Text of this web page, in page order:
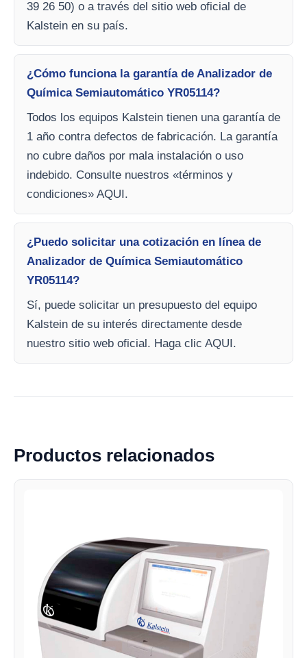
39 26 50) o a través del sitio web oficial de
Kalstein en su país.
¿Cómo funciona la garantía de Analizador de
Química Semiautomático YR05114?
Todos los equipos Kalstein tienen una garantía de
1 año contra defectos de fabricación. La garantía
no cubre daños por mala instalación o uso
indebido. Consulte nuestros «términos y
condiciones» AQUI.
¿Puedo solicitar una cotización en línea de
Analizador de Química Semiautomático
YR05114?
Sí, puede solicitar un presupuesto del equipo
Kalstein de su interés directamente desde
nuestro sitio web oficial. Haga clic AQUI.
Productos relacionados